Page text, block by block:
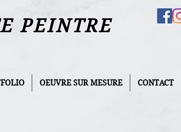
PEINTRE
OEUVRE SUR MESURE CONTACT